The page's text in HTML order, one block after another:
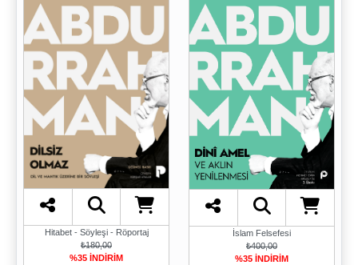
Hitabet - Söyleşi - Röportaj
₺180,00
%35 İNDİRİM
İslam Felsefesi
₺400,00
%35 İNDİRİM